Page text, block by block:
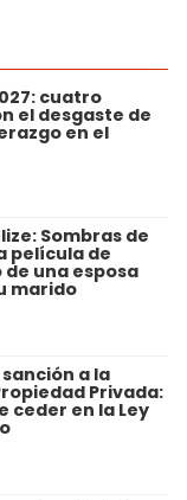
cuatro
el desgaste de
en el
Sombras de
película de
una esposa
marido
a la
Privada:
ceder en la Ley